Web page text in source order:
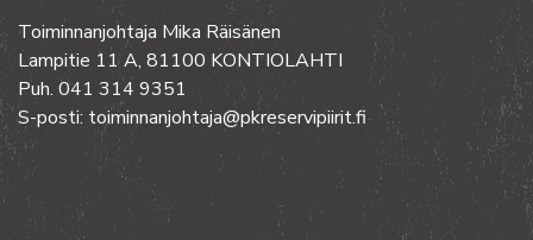
Toiminnanjohtaja Mika Räisänen
Lampitie 11 A, 81100 KONTIOLAHTI
Puh. 041 314 9351
S-posti: toiminnanjohtaja@pkreservipiirit.fi